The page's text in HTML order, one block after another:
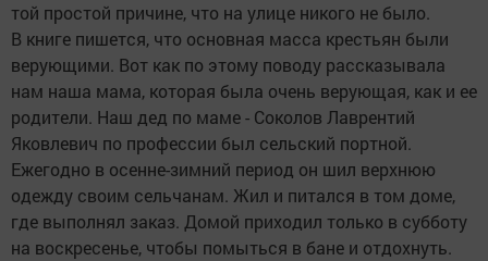
той простой причине, что на улице никого не было.
В книге пишется, что основная масса крестьян были
верующими. Вот как по этому поводу рассказывала
нам наша мама, которая была очень верующая, как и ее
родители. Наш дед по маме - Соколов Лаврентий
Яковлевич по профессии был сельский портной.
Ежегодно в осенне-зимний период он шил верхнюю
одежду своим сельчанам. Жил и питался в том доме,
где выполнял заказ. Домой приходил только в субботу
на воскресенье, чтобы помыться в бане и отдохнуть.